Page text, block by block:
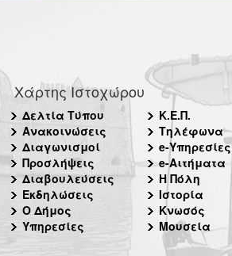
Χάρτης Ιστοχώρου
Δελτία Τύπου
Ανακοινώσεις
Διαγωνισμοί
Προσλήψεις
Διαβουλεύσεις
Εκδηλώσεις
Ο Δήμος
Υπηρεσίες
Κ.Ε.Π.
Τηλέφωνα
e-Υπηρεσίες
e-Αιτήματα
Η Πόλη
Ιστορία
Κνωσός
Μουσεία